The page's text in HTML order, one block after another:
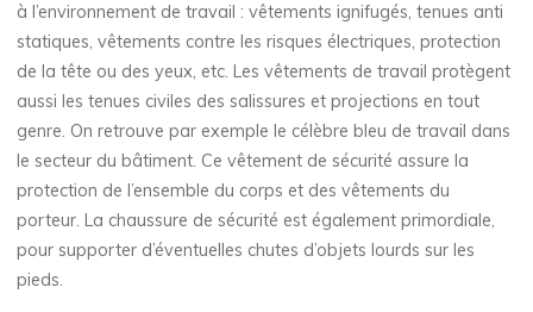
à l’environnement de travail : vêtements ignifugés, tenues anti
statiques, vêtements contre les risques électriques, protection
de la tête ou des yeux, etc. Les vêtements de travail protègent
aussi les tenues civiles des salissures et projections en tout
genre. On retrouve par exemple le célèbre bleu de travail dans
le secteur du bâtiment. Ce vêtement de sécurité assure la
protection de l’ensemble du corps et des vêtements du
porteur. La chaussure de sécurité est également primordiale,
pour supporter d’éventuelles chutes d’objets lourds sur les
pieds.